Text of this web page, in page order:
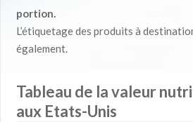
portion.
L’étiquetage des produits à
également.
Tableau de la valeur
aux Etats-Unis